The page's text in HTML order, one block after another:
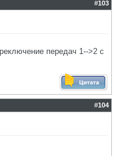
#103
передач 1-->2 с
#104